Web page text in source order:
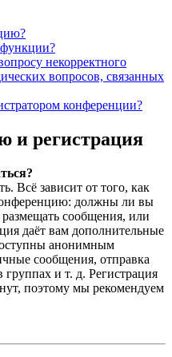
функции?
некорректного
вопросов, связанных
конференции?
и регистрация
Всё зависит от того, как
должны ли вы
размещать сообщения, или
даёт вам дополнительные
анонимным
сообщения, отправка
и т. д. Регистрация
поэтому мы рекомендуем